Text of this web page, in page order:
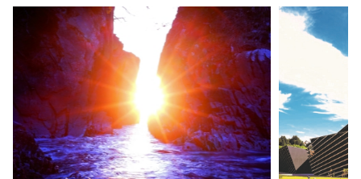
当町に関心を寄せていただいた方には「第二の故郷」として、
多くの皆さまに南三陸町のまちづくりに参加していただきたい
と思いますので、ご支援とご協力をお願いいたします。
自治体ホームページは こちら
（外部サイト）
外部サイトへ遷移します。
個人情報の保護は遷移先サイトの方針に従います。